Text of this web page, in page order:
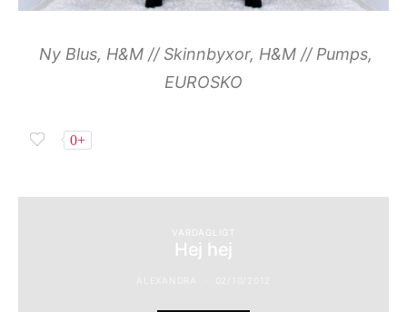
Ny Blus, H&M // Skinnbyxor, H&M // Pumps,
EUROSKO
0+
VARDAGLIGT
Hej hej